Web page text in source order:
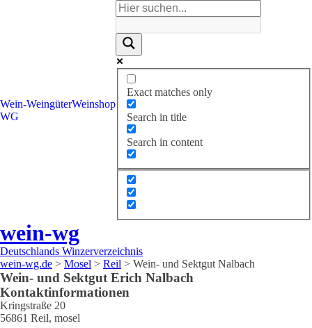
Wein-
WG
WeingüterWeinshop
Exact matches only
Search in title
Search in content
wein-wg
Deutschlands Winzerverzeichnis
wein-wg.de > Mosel > Reil > Wein- und Sektgut Nalbach
Wein- und Sektgut Erich Nalbach
Kontaktinformationen
Kringstraße 20
56861 Reil, mosel